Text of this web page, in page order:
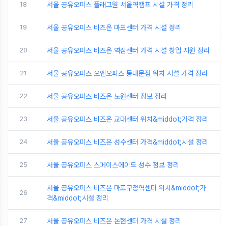
18 서울 공유오피스 플래그원 서울역캠프 시설 가격 정리
19 서울 공유오피스 비즈온 마포센터 가격 시설 정리
20 서울 공유오피스 비즈온 역삼센터 가격 시설 창업 지원 정리
21 서울 공유오피스 오엔오피스 동대문점 위치 시설 가격 정리
22 서울 공유오피스 비즈온 노원센터 정보 정리
23 서울 공유오피스 비즈온 교대센터 위치&middot;가격 정리
24 서울 공유오피스 비즈온 성수센터 가격&middot;시설 정리
25 서울 공유오피스 스페이스에이드 성수 정보 정리
26
서울 공유오피스 비즈온 마포구청역센터 위치&middot;가
격&middot;시설 정리
27 서울 공유오피스 비즈온 논현센터 가격 시설 정리